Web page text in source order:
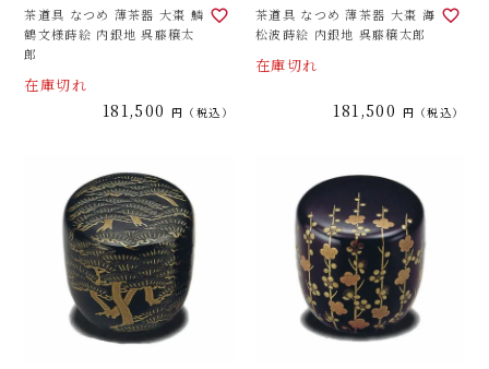
茶道具 なつめ 薄茶器 大棗 鱗
鶴文様蒔絵 内銀地 呉藤穣太
郎
在庫切れ
181,500 税込
茶道具 なつめ 薄茶器 大棗 海
松波蒔絵 内銀地 呉藤穣太郎
在庫切れ
181,500 税込